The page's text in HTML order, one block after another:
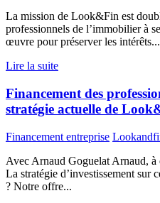
La mission de Look&Fin est
professionnels de l’immobilier à
œuvre pour préserver les intérêts...
Lire la suite
Financement des
stratégie actuelle de
Financement entreprise
Avec Arnaud Goguelat Arnaud, à
La stratégie d’investissement sur
? Notre offre...